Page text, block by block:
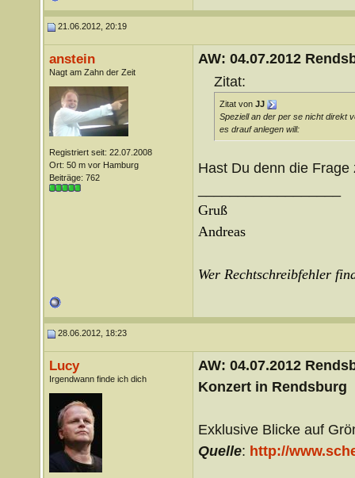
21.06.2012, 20:19
anstein
Nagt am Zahn der Zeit
Registriert seit: 22.07.2008
Ort: 50 m vor Hamburg
Beiträge: 762
AW: 04.07.2012
Zitat:
Zitat von JJ
Speziell an der per se nicht direkt
es drauf anlegen will:
Hast Du denn die
Gruß
Andreas
Wer Rechtschreibfehler
28.06.2012, 18:23
Lucy
Irgendwann finde ich dich
AW: 04.07.2012
Konzert in Rendsburg
Exklusive Blicke auf
Quelle: http://